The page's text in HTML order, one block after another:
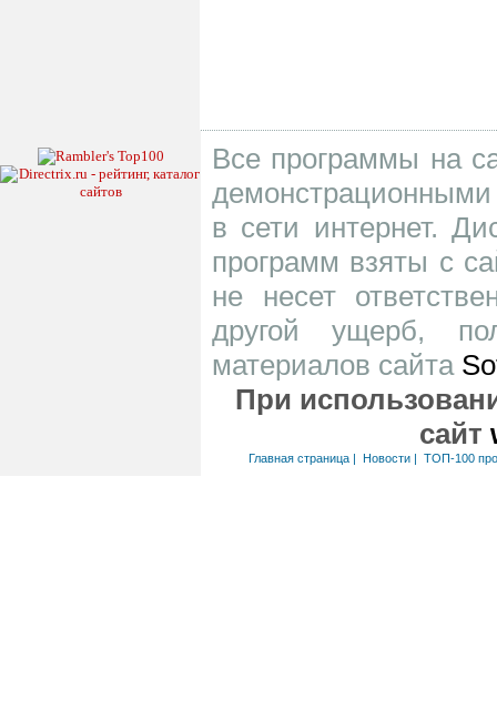
Все программы на
в сети интернет.
программ взяты с
не несет
другой ущерб,
материалов сайта
При
сайт
Главная страница| Новости| ТОП-100